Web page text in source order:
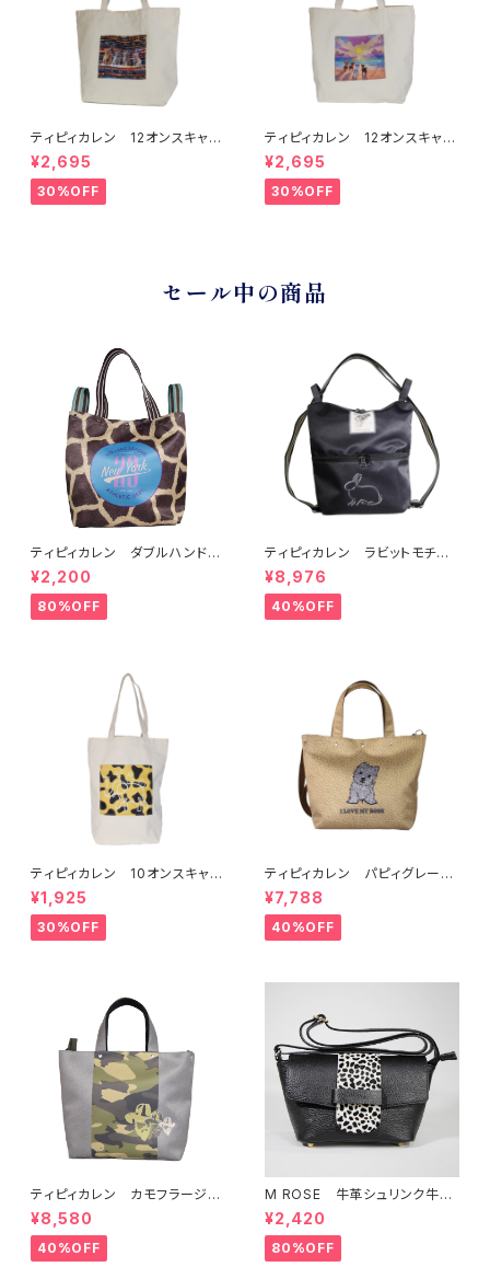
ティピィカレン 12オンスキャン
バスネイティブ柄ビッグマイバッ
グ
¥2,695
30%OFF
ティピィカレン 12オンスキャン
バスビーチドッグス柄ビッグマイ
バッグ
¥2,695
30%OFF
セール中の商品
ティピィカレン ダブルハンドル
ジラフビッグトートバッグ
¥2,200
80%OFF
ティピィカレン ラビットモチー
フ2WAYショルダーリュック
¥8,976
40%OFF
ティピィカレン 10オンスキャン
バス外ポケット縦長マイバッグ
¥1,925
30%OFF
ティピィカレン パピィグレーテ
リア2WAYハンドバッグ
¥7,788
40%OFF
ティピィカレン カモフラージュ
柄スクエア2WAYバッグ
¥8,580
40%OFF
M ROSE 牛革シュリンク牛毛
ダルメシアンプリントフラップシ
ョルダーバッグ ブラック
¥2,420
80%OFF